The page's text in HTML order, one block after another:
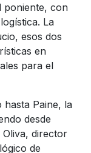
poniente, con
La
esos dos
en
para el
hasta Paine, la
desde
Oliva, director
de